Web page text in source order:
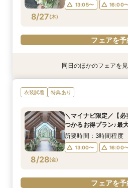
8/27(木)
13:05〜 16:00
フェアを予
特典あり
8/27(木)
＼マイナビ限定／【
つかるお得プラン♪最
13:00〜 16:00〜
特典あり
8/27(木)
【マイナビ限定】【
見！】アットホームパ
13:00〜 16:00〜
特典あり
8/27(木)
【マイナビ限定】【3
挙式】温もりチャペル
13:00〜 16:00〜
特典あり
8/27(木)
【マイナビ限定】先
式後の帰国後パーティ
13:00〜 16:00〜
特典あり
8/27(木)
【マイナビ限定】衣
ランドドレスも！【衣
13:00〜 16:00〜
特典あり
8/27(木)
【マイナビ限定】賢
式がお得！
13:00〜 16:00〜
特典あり
8/27(木)
【マイナビ限定】来
約で10,000円の電子
ル】はじめて相談会【
所要時間：3時間程度
同日のほかのフェアを見
衣装試着 特典あり
8/28(金)
＼マイナビ限定／【
つかるお得プラン♪最
所要時間：3時間程度
13:00〜 16:00
フェアを予